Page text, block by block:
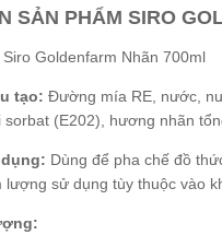
SẢN PHẨM SIRO
Siro Goldenfarm Nhãn 700ml
tạo: Đường mía RE, nước,
sorbat (E202), hương nhãn
Dùng để pha chế đồ
lượng sử dụng tùy thuộc vào